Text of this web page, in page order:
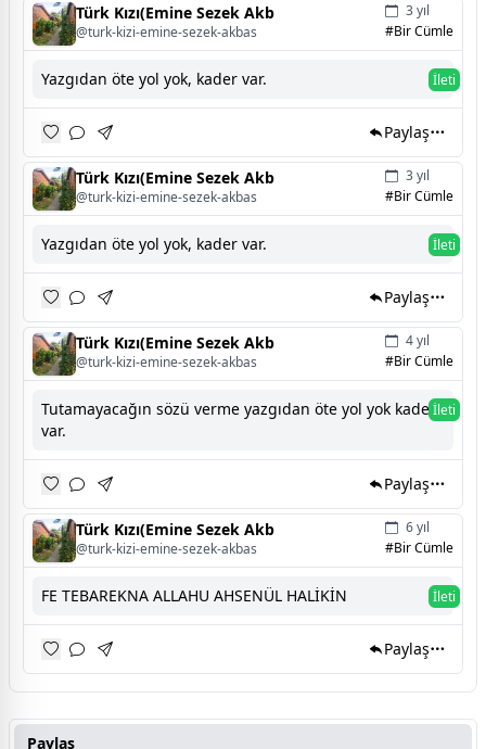
Türk Kızı(Emine Sezek Akb
@turk-kizi-emine-sezek-akbas
3 yıl
#Bir Cümle
İleti
Yazgıdan öte yol yok, kader var.
Paylaş
Türk Kızı(Emine Sezek Akb
@turk-kizi-emine-sezek-akbas
3 yıl
#Bir Cümle
İleti
Yazgıdan öte yol yok, kader var.
Paylaş
Türk Kızı(Emine Sezek Akb
@turk-kizi-emine-sezek-akbas
4 yıl
#Bir Cümle
İleti
Tutamayacağın sözü verme yazgıdan öte yol yok kader
var.
Paylaş
Türk Kızı(Emine Sezek Akb
@turk-kizi-emine-sezek-akbas
6 yıl
#Bir Cümle
İleti
FE TEBAREKNA ALLAHU AHSENÜL HALİKİN
Paylaş
Paylaş